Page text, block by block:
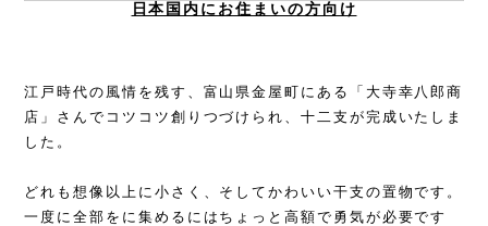
日本国内にお住まいの方向け
江戸時代の風情を残す、富山県金屋町にある「大寺幸八郎商
店」さんでコツコツ創りつづけられ、十二支が完成いたしま
した。
どれも想像以上に小さく、そしてかわいい干支の置物です。
一度に全部をに集めるにはちょっと高額で勇気が必要です